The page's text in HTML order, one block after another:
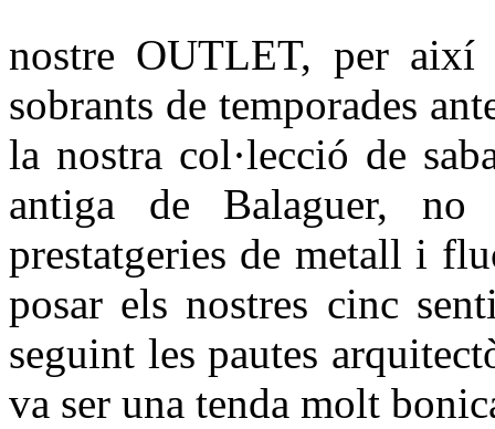
nostre OUTLET, per així
sobrants de temporades
la nostra col·lecció de
antiga de Balaguer,
prestatgeries de metall i
posar els nostres cinc
seguint les pautes
va ser una tenda molt